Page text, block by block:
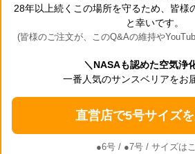
28年以上続くこの場所を守るため、皆様
と幸いです。
(皆様のご注文が、このQ&Aの維持や
＼NASAも認めた空気浄
一番人気のサンスベリアをお
直営店で5号サイズ
●6号/ ●7号/ サイズは